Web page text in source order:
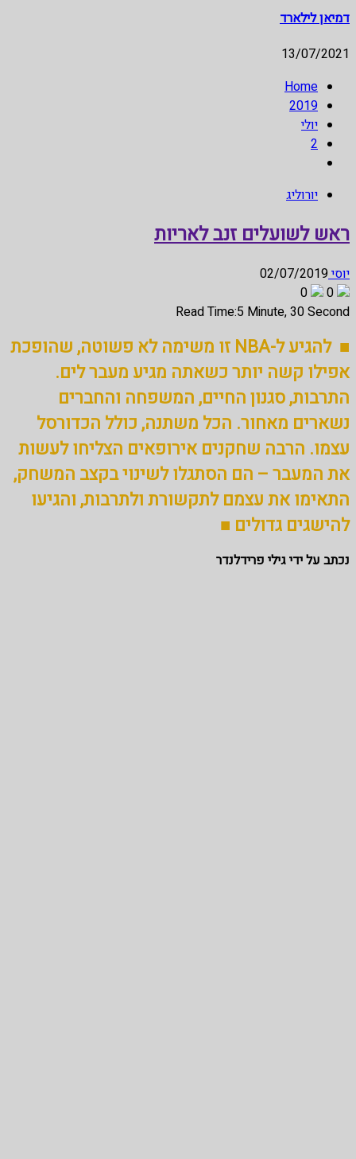
דמיאן לילארד
13/07/2021
Home
2019
יולי
2
יורוליג
ראש לשועלים זנב לאריות
יוסי02/07/2019
0
0
Read Time:5 Minute, 30 Second
■ להגיע ל-NBA זו משימה לא פשוטה, שהופכת
אפילו קשה יותר כשאתה מגיע מעבר לים.
התרבות, סגנון החיים, המשפחה והחברים
נשארים מאחור. הכל משתנה, כולל הכדורסל
עצמו. הרבה שחקנים אירופאים הצליחו לעשות
את המעבר – הם הסתגלו לשינוי בקצב המשחק,
התאימו את עצמם לתקשורת ולתרבות, והגיעו
להישגים גדולים ■
נכתב על ידי גילי פרידלנדר